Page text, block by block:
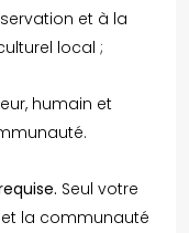
et à la
local ;
humain et
Seul votre
et la communauté